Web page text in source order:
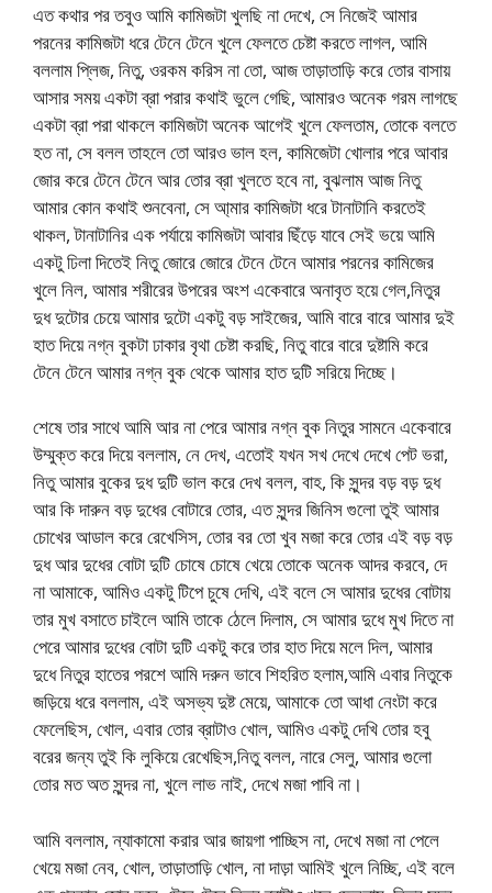
এত কথার পর তবুও আমি কামিজটা খুলছি না দেখে, সে নিজেই আমার
পরনের কামিজটা ধরে টেনে টেনে খুলে ফেলতে চেষ্টা করতে লাগল, আমি
বললাম প্লিজ, নিতু, ওরকম করিস না তো, আজ তাড়াতাড়ি করে তোর বাসায়
আসার সময় একটা ব্রা পরার কথাই ভুলে গেছি, আমারও অনেক গরম লাগছে
একটা ব্রা পরা থাকলে কামিজটা অনেক আগেই খুলে ফেলতাম, তোকে বলতে
হত না, সে বলল তাহলে তো আরও ভাল হল, কামিজেটা খোলার পরে আবার
জোর করে টেনে টেনে আর তোর ব্রা খুলতে হবে না, বুঝলাম আজ নিতু
আমার কোন কথাই শুনবেনা, সে আ্মার কামিজটা ধরে টানাটানি করতেই
থাকল, টানাটানির এক পর্যায়ে কামিজটা আবার ছিঁড়ে যাবে সেই ভয়ে আমি
একটু ঢিলা দিতেই নিতু জোরে জোরে টেনে টেনে আমার পরনের কামিজের
খুলে নিল, আমার শরীরের উপরের অংশ একেবারে অনাবৃত হয়ে গেল,নিতুর
দুধ দুটোর চেয়ে আমার দুটো একটু বড় সাইজের, আমি বারে বারে আমার দুই
হাত দিয়ে নগ্ন বুকটা ঢাকার বৃথা চেষ্টা করছি, নিতু বারে বারে দুষ্টামি করে
টেনে টেনে আমার নগ্ন বুক থেকে আমার হাত দুটি সরিয়ে দিচ্ছে।
শেষে তার সাথে আমি আর না পেরে আমার নগ্ন বুক নিতুর সামনে একেবারে
উম্মুক্ত করে দিয়ে বললাম, নে দেখ, এতোই যখন সখ দেখে দেখে পেট ভরা,
নিতু আমার বুকের দুধ দুটি ভাল করে দেখ বলল, বাহ, কি সুন্দর বড় বড় দুধ
আর কি দারুন বড় দুধের বোটারে তোর, এত সুন্দর জিনিস গুলো তুই আমার
চোখের আডাল করে রেখেসিস, তোর বর তো খুব মজা করে তোর এই বড় বড়
দুধ আর দুধের বোটা দুটি চোষে চোষে খেয়ে তোকে অনেক আদর করবে, দে
না আমাকে, আমিও একটু টিপে চুষে দেখি, এই বলে সে আমার দুধের বোটায়
তার মুখ বসাতে চাইলে আমি তাকে ঠেলে দিলাম, সে আমার দুধে মুখ দিতে না
পেরে আমার দুধের বোটা দুটি একটু করে তার হাত দিয়ে মলে দিল, আমার
দুধে নিতুর হাতের পরশে আমি দরুন ভাবে শিহরিত হলাম,আমি এবার নিতুকে
জড়িয়ে ধরে বললাম, এই অসভ্য দুষ্ট মেয়ে, আমাকে তো আধা নেংটা করে
ফেলেছিস, খোল, এবার তোর ব্রাটাও খোল, আমিও একটু দেখি তোর হবু
বরের জন্য তুই কি লুকিয়ে রেখেছিস,নিতু বলল, নারে সেলু, আমার গুলো
তোর মত অত সুন্দর না, খুলে লাভ নাই, দেখে মজা পাবি না।
আমি বললাম, ন্যাকামো করার আর জায়গা পাচ্ছিস না, দেখে মজা না পেলে
খেয়ে মজা নেব, খোল, তাড়াতাড়ি খোল, না দাড়া আমিই খুলে নিচ্ছি, এই বলে